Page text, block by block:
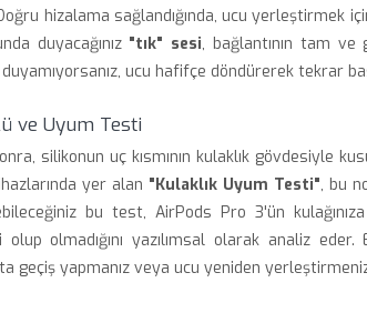
hizalama sağlandığında, ucu yerleştirmek
duyacağınız "tık" sesi, bağlantının tam
ucu hafifçe döndürerek tekrar
ve Uyum Testi
silikonun uç kısmının kulaklık gövdesiyle
yer alan "Kulaklık Uyum Testi", bu
bu test, AirPods Pro 3'ün
olup olmadığını yazılımsal olarak analiz
geçiş yapmanız veya ucu yeniden